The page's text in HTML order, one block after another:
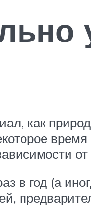
как
в год (а